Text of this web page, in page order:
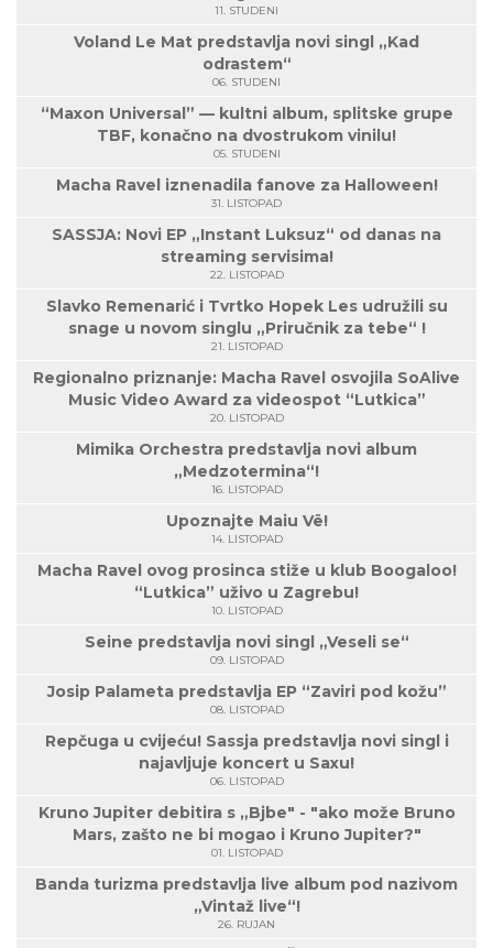
11. STUDENI
Voland Le Mat predstavlja novi singl „Kad
odrastem“
06. STUDENI
“Maxon Universal” — kultni album, splitske grupe
TBF, konačno na dvostrukom vinilu!
05. STUDENI
Macha Ravel iznenadila fanove za Halloween!
31. LISTOPAD
SASSJA: Novi EP „Instant Luksuz“ od danas na
streaming servisima!
22. LISTOPAD
Slavko Remenarić i Tvrtko Hopek Les udružili su
snage u novom singlu „Priručnik za tebe“ !
21. LISTOPAD
Regionalno priznanje: Macha Ravel osvojila SoAlive
Music Video Award za videospot “Lutkica”
20. LISTOPAD
Mimika Orchestra predstavlja novi album
„Medzotermina“!
16. LISTOPAD
Upoznajte Maiu Vë!
14. LISTOPAD
Macha Ravel ovog prosinca stiže u klub Boogaloo!
“Lutkica” uživo u Zagrebu!
10. LISTOPAD
Seine predstavlja novi singl „Veseli se“
09. LISTOPAD
Josip Palameta predstavlja EP “Zaviri pod kožu”
08. LISTOPAD
Repčuga u cvijeću! Sassja predstavlja novi singl i
najavljuje koncert u Saxu!
06. LISTOPAD
Kruno Jupiter debitira s „Bjbe" - "ako može Bruno
Mars, zašto ne bi mogao i Kruno Jupiter?"
01. LISTOPAD
Banda turizma predstavlja live album pod nazivom
„Vintaž live“!
26. RUJAN